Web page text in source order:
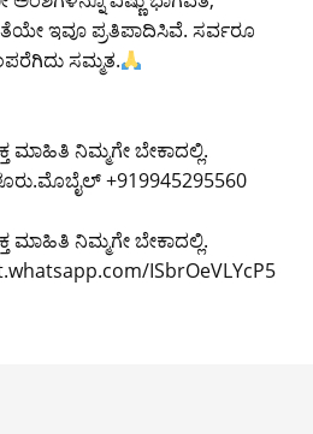
ಇವೂ ಪ್ರತಿಪಾದಿಸಿವೆ. ಸರ್ವರೂ
ಸಮ್ಮತ.
ಮಾಹಿತಿ ನಿಮ್ಮಗೇ ಬೇಕಾದಲ್ಲಿ.
+919945295560
ಮಾಹಿತಿ ನಿಮ್ಮಗೇ ಬೇಕಾದಲ್ಲಿ.
ISbrOeVLYcP5